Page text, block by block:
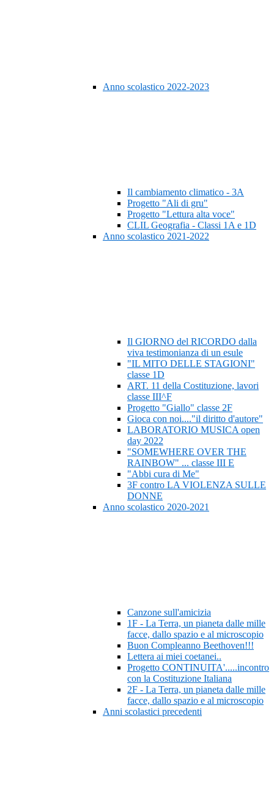
Anno scolastico 2022-2023
Il cambiamento climatico - 3A
Progetto "Ali di gru"
Progetto "Lettura alta voce"
CLIL Geografia - Classi 1A e 1D
Anno scolastico 2021-2022
Il GIORNO del RICORDO dalla
viva testimonianza di un esule
"IL MITO DELLE STAGIONI"
classe 1D
ART. 11 della Costituzione, lavori
classe III^F
Progetto "Giallo" classe 2F
Gioca con noi...."il diritto d'autore"
LABORATORIO MUSICA open
day 2022
"SOMEWHERE OVER THE
RAINBOW" ... classe III E
"Abbi cura di Me"
3F contro LA VIOLENZA SULLE
DONNE
Anno scolastico 2020-2021
Canzone sull'amicizia
1F - La Terra, un pianeta dalle mille
facce, dallo spazio e al microscopio
Buon Compleanno Beethoven!!!
Lettera ai miei coetanei..
Progetto CONTINUITA'.....incontro
con la Costituzione Italiana
2F - La Terra, un pianeta dalle mille
facce, dallo spazio e al microscopio
Anni scolastici precedenti